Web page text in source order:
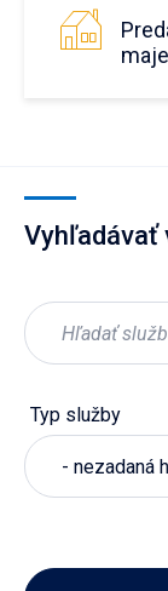
Vyhľadávať
Typ služby
- nezadaná